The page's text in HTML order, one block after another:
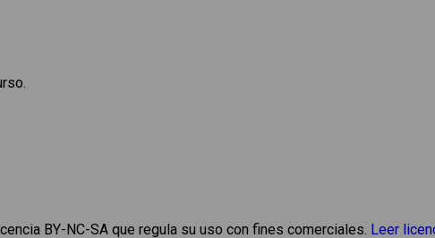
BY-NC-SA que regula su uso con fines comerciales. Leer